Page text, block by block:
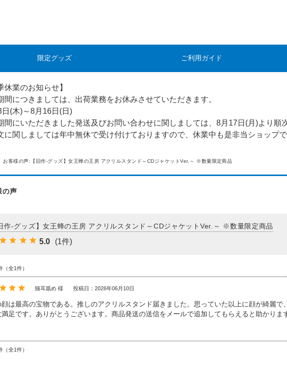
限定グッズ ご利用ガイド
休業のお知らせ】
間につきましては、出荷業務をお休みさせていただきます。
日(木)～8月16日(日)
間にいただきました発送及びお問い合わせに関しましては、8月17日(月)より順
に関しましては年中無休で受け付けておりますので、休業中も是非当ショップ
お客様の声:【旧作-グッズ】女王蜂の王房 アクリルスタンド～CDジャケットVer.～ ※数量限定商品
の声
作-グッズ】女王蜂の王房 アクリルスタンド～CDジャケットVer.～ ※数量限定商品
5.0 (1件)
（全1件）
猫耳舐め 様 投稿日：2026年06月10日
顔は最高の宝物である。推しのアクリルスタンド届きました。思っていた以上に顔が綺麗で
足です。ありがとうございます。商品発送の送信をメールで追加してもらえると助かりま
（全1件）